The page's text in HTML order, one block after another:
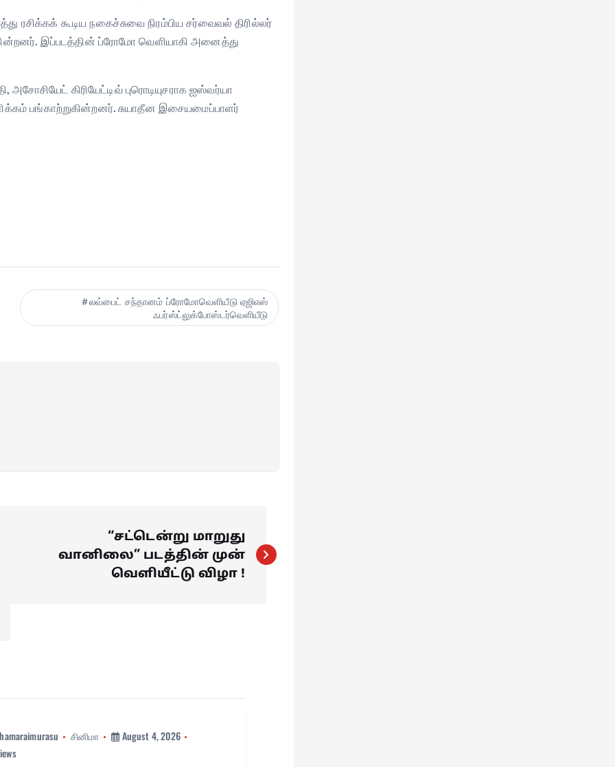
ரசிக்கக் கூடிய நகைச்சுவை நிரம்பிய சர்வைவல் திரில்லர்
இப்படத்தின் ப்ரோமோ வெளியாகி அனைத்து
அசோசியேட் கிரியேட்டிவ் புரொடியுசராக ஐஸ்வர்யா
பங்காற்றுகின்றனர். சுயாதீன இசையமைப்பாளர்
லவ்பைட் சந்தானம் ப்ரோமோவெளியீடு ஏஜிஎஸ்
ஃபர்ஸ்ட்லுக்போஸ்டர்வெளியீடு
“சட்டென்று மாறுது
வானிலை” படத்தின் முன்
வெளியீட்டு விழா !
சினிமா
August 4, 2026